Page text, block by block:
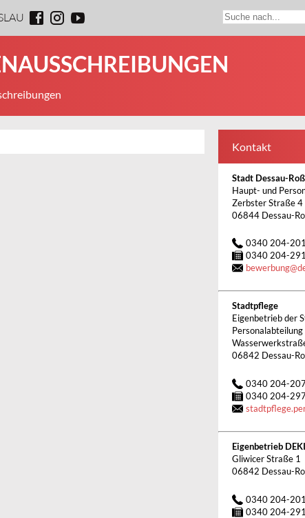
Kontakt
Stadt Dessau-
Haupt- und
Zerbster Straße 4
06844 Dessau-
0340 204-
0340 204-
bewerbung@
Stadtpflege
Eigenbetrieb der
Personalabteilung
06842 Dessau-
0340 204-
0340 204-
Eigenbetrieb
Gliwicer Straße 1
06842 Dessau-
0340 204-
0340 204-